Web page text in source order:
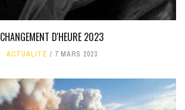
CHANGEMENT D'HEURE 2023
ACTUALITÉ 7 MARS 2023